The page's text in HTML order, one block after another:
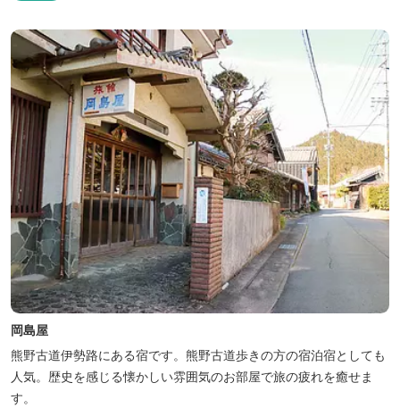
の“HACIENDA”は、スペイン語で荘園の主の館を...
岡島屋
熊野古道伊勢路にある宿です。熊野古道歩きの方の宿泊宿としても
人気。歴史を感じる懐かしい雰囲気のお部屋で旅の疲れを癒せま
す。